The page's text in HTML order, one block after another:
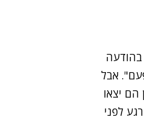
בהודעה
אבל
הם יצאו
לפני